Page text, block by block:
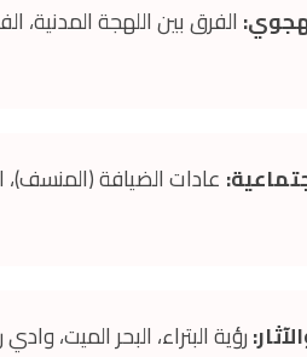
الفرق بين اللهجة المدنية،
عادات الضيافة (المنسف)،
رؤية البتراء، البحر الميت،